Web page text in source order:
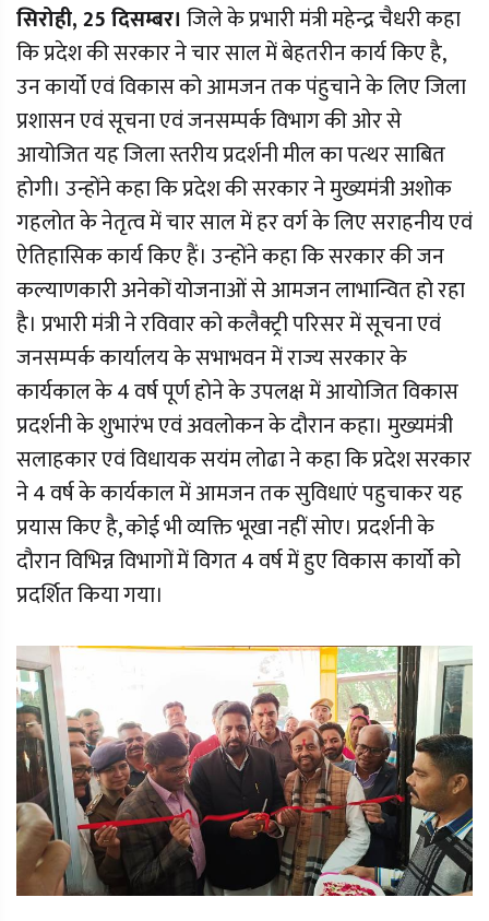
सिरोही, 25 दिसम्बर। जिले के प्रभारी मंत्री महेन्द्र चैधरी कहा
कि प्रदेश की सरकार ने चार साल में बेहतरीन कार्य किए है,
उन कार्यो एवं विकास को आमजन तक पंहुचाने के लिए जिला
प्रशासन एवं सूचना एवं जनसम्पर्क विभाग की ओर से
आयोजित यह जिला स्तरीय प्रदर्शनी मील का पत्थर साबित
होगी। उन्होंने कहा कि प्रदेश की सरकार ने मुख्यमंत्री अशोक
गहलोत के नेतृत्व में चार साल में हर वर्ग के लिए सराहनीय एवं
ऐतिहासिक कार्य किए हैं। उन्होंने कहा कि सरकार की जन
कल्याणकारी अनेकों योजनाओं से आमजन लाभान्वित हो रहा
है। प्रभारी मंत्री ने रविवार को कलैक्ट्री परिसर में सूचना एवं
जनसम्पर्क कार्यालय के सभाभवन में राज्य सरकार के
कार्यकाल के 4 वर्ष पूर्ण होने के उपलक्ष में आयोजित विकास
प्रदर्शनी के शुभारंभ एवं अवलोकन के दौरान कहा। मुख्यमंत्री
सलाहकार एवं विधायक सयंम लोढा ने कहा कि प्रदेश सरकार
ने 4 वर्ष के कार्यकाल में आमजन तक सुविधाएं पहुचाकर यह
प्रयास किए है, कोई भी व्यक्ति भूखा नहीं सोए। प्रदर्शनी के
दौरान विभिन्न विभागों में विगत 4 वर्ष में हुए विकास कार्यो को
प्रदर्शित किया गया।